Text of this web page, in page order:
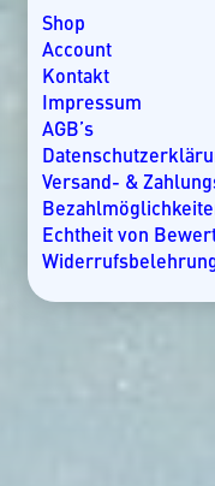
Kroatien
Kuba
Lakkadiven
Madagaskar
Malaysia
Malediven
Mallorca
Marokko
Mauritius
Mexiko
Namibia
Shop
Account
Kontakt
Impressum
AGB’s
Versand- &
Echtheit von